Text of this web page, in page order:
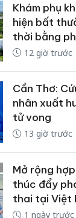
Khám phụ
hiện bất
thời bằng
12 giờ trước
Cần Thơ:
nhân xuất
tử vong
13 giờ trước
Mở rộng
thúc đẩy
thai tại Việt
1 ngày trước